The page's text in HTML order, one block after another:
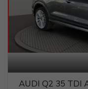
AUDI Q2 35 TDI